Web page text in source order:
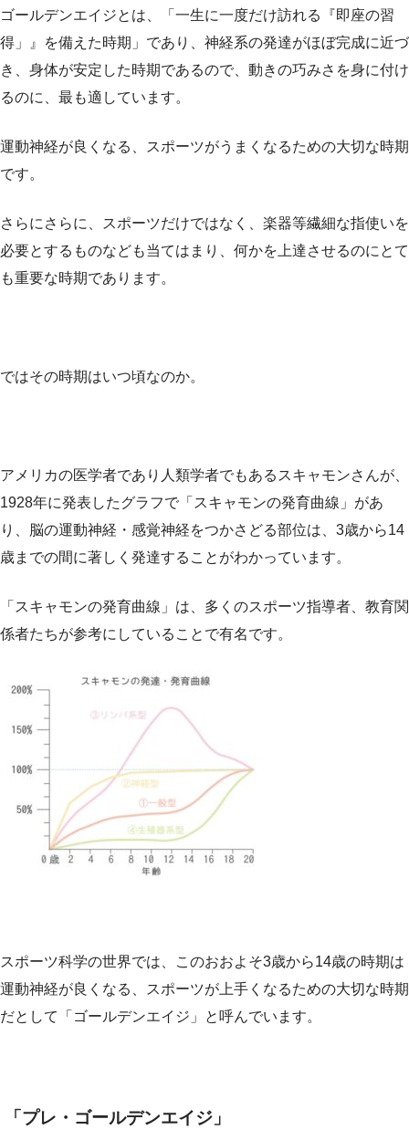
ゴールデンエイジとは、「一生に一度だけ訪れる『即座の習
得」』を備えた時期」であり、神経系の発達がほぼ完成に近づ
き、身体が安定した時期であるので、動きの巧みさを身に付け
るのに、最も適しています。
運動神経が良くなる、スポーツがうまくなるための大切な時期
です。
さらにさらに、スポーツだけではなく、楽器等繊細な指使いを
必要とするものなども当てはまり、何かを上達させるのにとて
も重要な時期であります。
ではその時期はいつ頃なのか。
アメリカの医学者であり人類学者でもあるスキャモンさんが、
1928年に発表したグラフで「スキャモンの発育曲線」があ
り、脳の運動神経・感覚神経をつかさどる部位は、3歳から14
歳までの間に著しく発達することがわかっています。
「スキャモンの発育曲線」は、多くのスポーツ指導者、教育関
係者たちが参考にしていることで有名です。
スポーツ科学の世界では、このおおよそ3歳から14歳の時期は
運動神経が良くなる、スポーツが上手くなるための大切な時期
だとして「ゴールデンエイジ」と呼んでいます。
「プレ・ゴールデンエイジ」